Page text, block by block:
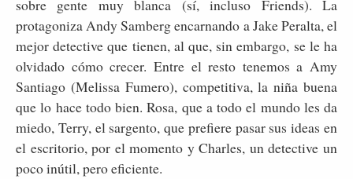
sobre gente muy blanca (sí, incluso Friends). La
protagoniza Andy Samberg encarnando a Jake Peralta, el
mejor detective que tienen, al que, sin embargo, se le ha
olvidado cómo crecer. Entre el resto tenemos a Amy
Santiago (Melissa Fumero), competitiva, la niña buena
que lo hace todo bien. Rosa, que a todo el mundo les da
miedo, Terry, el sargento, que prefiere pasar sus ideas en
el escritorio, por el momento y Charles, un detective un
poco inútil, pero eficiente.